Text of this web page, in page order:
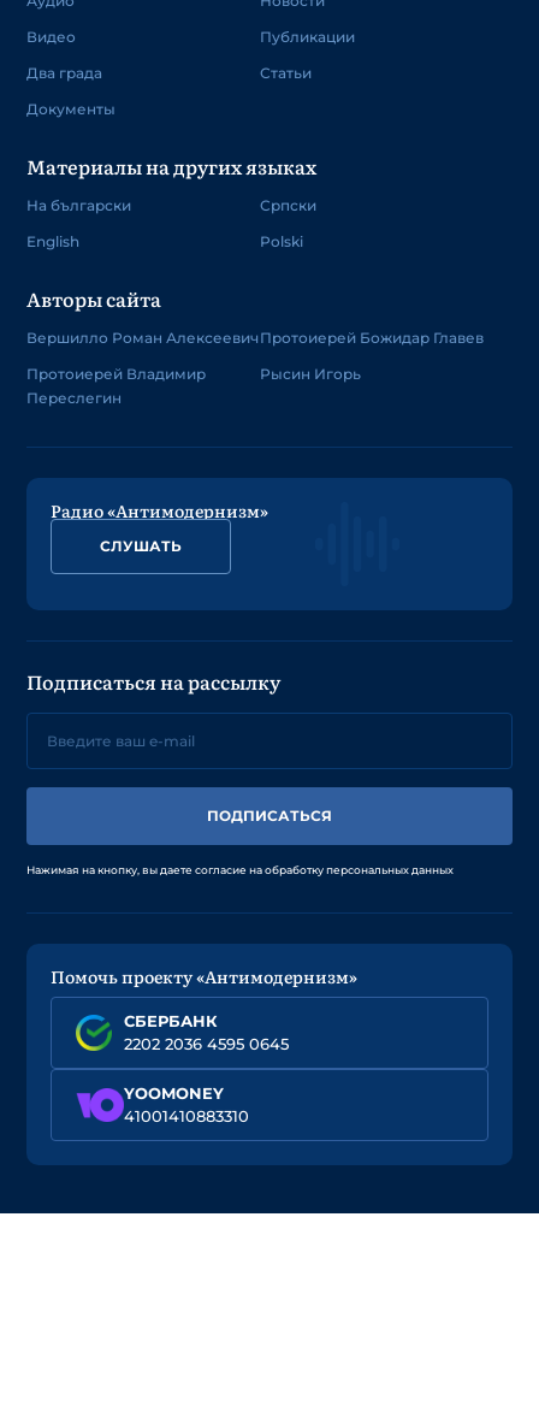
Видео
Два града
Документы
Публикации
Статьи
Материалы на других языках
На български
English
Српски
Polski
Авторы сайта
Вершилло Роман Алексеевич
Протоиерей Владимир
Переслегин
Протоиерей Божидар Главев
Рысин Игорь
Радио «Антимодернизм»
СЛУШАТЬ
Подписаться на рассылку
ПОДПИСАТЬСЯ
Нажимая на кнопку, вы даете согласие на обработку персональных данных
Помочь проекту «Антимодернизм»
СБЕРБАНК
2202 2036 4595 0645
YOOMONEY
41001410883310